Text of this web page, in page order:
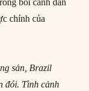
bối cảnh dân
chính của
sản, Brazil
đói. Tình cảnh